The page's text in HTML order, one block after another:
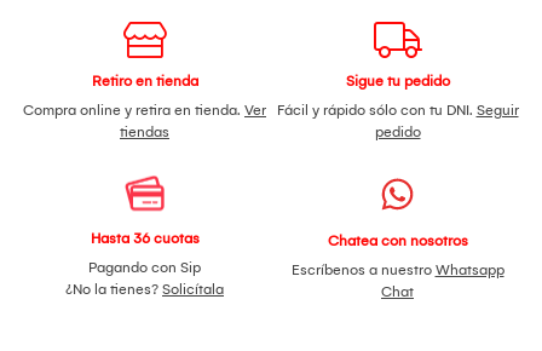
Retiro en tienda
Compra online y retira en tienda. Ver
tiendas
Sigue tu pedido
Fácil y rápido sólo con tu DNI. Seguir
pedido
Hasta 36 cuotas
Pagando con Sip
¿No la tienes? Solicítala
Chatea con nosotros
Escríbenos a nuestro Whatsapp
Chat